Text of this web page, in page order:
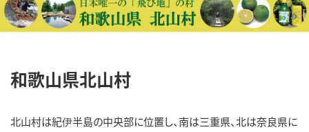
和歌山県北山村
北山村は紀伊半島の中央部に位置し、南は三重県、北は奈良県に